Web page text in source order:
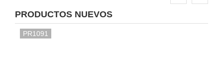
PRODUCTOS NUEVOS
PR1091